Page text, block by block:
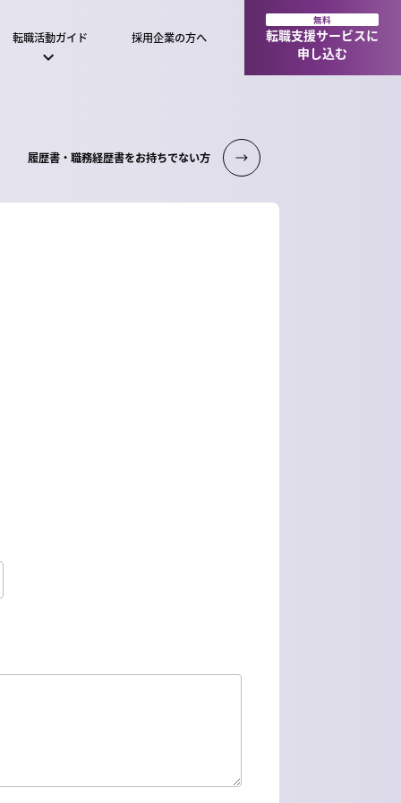
転職活動ガイド 採用企業の方へ
無料
転職支援サービスに
申し込む
履歴書・職務経歴書をお持ちでない方